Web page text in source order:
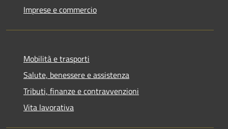
Imprese e commercio
Mobilità e trasporti
Salute, benessere e assistenza
Tributi, finanze e contravvenzioni
Vita lavorativa